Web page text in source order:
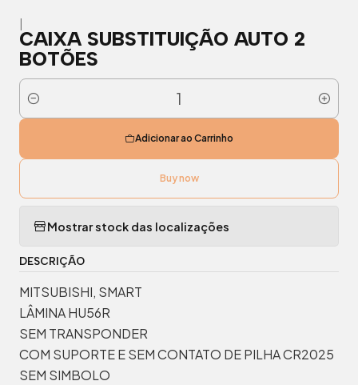
CAIXA SUBSTITUIÇÃO AUTO 2
BOTÕES
Quantidade
Adicionar ao Carrinho
Buy now
Mostrar stock das localizações
DESCRIÇÃO
MITSUBISHI, SMART
LÂMINA HU56R
SEM TRANSPONDER
COM SUPORTE E SEM CONTATO DE PILHA CR2025
SEM SIMBOLO